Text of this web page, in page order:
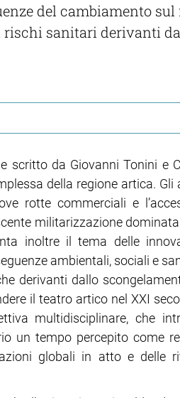
del cambiamento
sanitari derivanti
scritto da Giovanni Tonini e
della regione artica. Gli
rotte commerciali e
militarizzazione
inoltre il tema delle
ambientali, sociali e
derivanti dallo
il teatro artico nel XXI
multidisciplinare, che
un tempo percepito come
globali in atto e delle